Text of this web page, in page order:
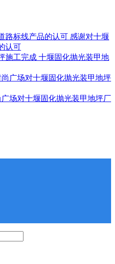
感谢对十堰
认可
十堰固化抛光装甲地
场对十堰固化抛光装甲地坪厂